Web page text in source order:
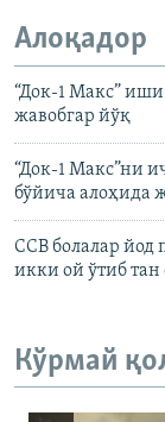
Алоқадор
“Док-1 Макс”
жавобгар йўқ
“Док-1 Макс”ни
бўйича алоҳида
ССВ болалар йод
икки ой ўтиб тан
Кўрмай